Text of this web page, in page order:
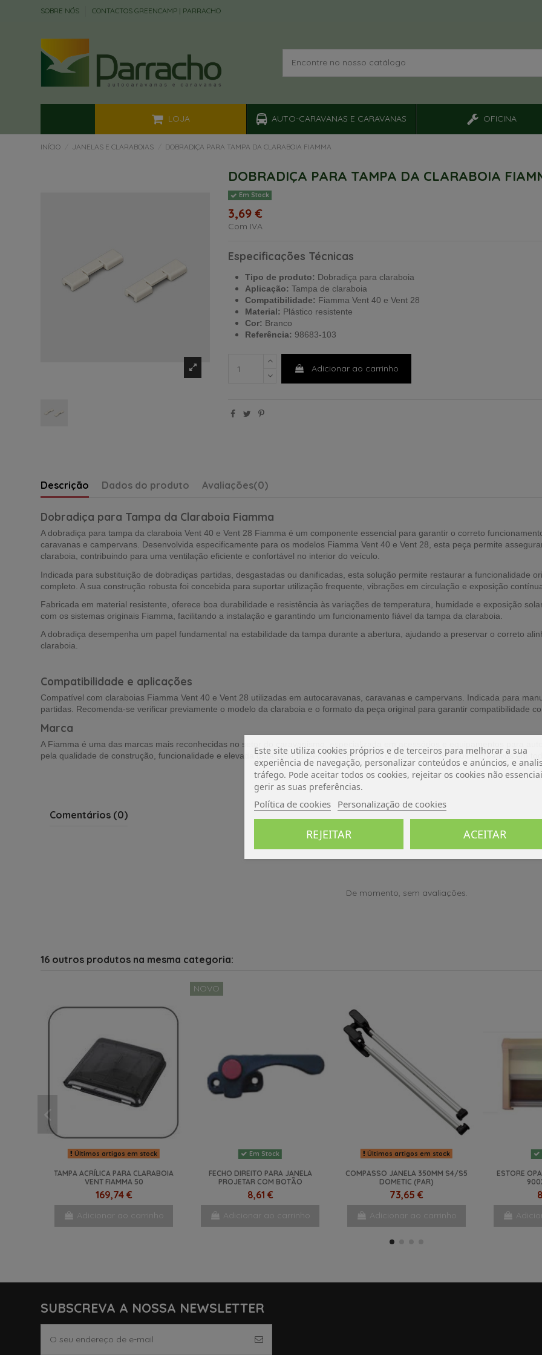
SOBRE NÓS CONTACTOS GREENCAMP | PARRACHO
LOJA AUTO-CARAVANAS E CARAVANAS OFICINA
INÍCIO JANELAS E CLARABOIAS DOBRADIÇA PARA TAMPA DA CLARABOIA FIAMMA
DOBRADIÇA PARA TAMPA DA CLARABOIA
Em Stock
3,69 €
Com IVA
Especificações Técnicas
Tipo de produto: Dobradiça para claraboia
Aplicação: Tampa de claraboia
Compatibilidade: Fiamma Vent 40 e Vent 28
Material: Plástico resistente
Cor: Branco
Referência: 98683-103
Adicionar ao carrinho
Descrição Dados do produto Avaliações(0)
Dobradiça para Tampa da Claraboia Fiamma
A dobradiça para tampa da claraboia Vent 40 e Vent 28 Fiamma é um componente essencial para garantir o correto
caravanas e campervans. Desenvolvida especificamente para os modelos Fiamma Vent 40 e Vent 28, esta peça permite
claraboia, contribuindo para uma ventilação eficiente e confortável no interior do veículo.
Indicada para substituição de dobradiças partidas, desgastadas ou danificadas, esta solução permite restaurar a funcionalidade
completo. A sua construção robusta foi concebida para suportar utilização frequente, vibrações em circulação e exposição
Fabricada em material resistente, oferece boa durabilidade e resistência às variações de temperatura, humidade e exposição
com os sistemas originais Fiamma, facilitando a instalação e garantindo um funcionamento fiável da tampa da claraboia.
A dobradiça desempenha um papel fundamental na estabilidade da tampa durante a abertura, ajudando a preservar o correto
claraboia.
Compatibilidade e aplicações
Compatível com claraboias Fiamma Vent 40 e Vent 28 utilizadas em autocaravanas, caravanas e campervans. Indicada para
partidas. Recomenda-se verificar previamente o modelo da claraboia e o formato da peça original para garantir compatibilidade
Marca
A Fiamma é uma das marcas mais reconhecidas no setor do caravanismo, especializada em acessórios e equipamentos para
pela qualidade de construção, funcionalidade e elevada durabilidade, sendo amplamente utilizados em veículos recreativos em
Comentários (0)
De momento, sem avaliações.
16 outros produtos na mesma categoria:
Últimos artigos em stock
TAMPA ACRÍLICA PARA CLARABOIA
VENT FIAMMA 50
169,74 €
Adicionar ao carrinho
NOVO
Em Stock
FECHO DIREITO PARA JANELA
PROJETAR COM BOTÃO
8,61 €
Adicionar ao carrinho
Últimos artigos em stock
COMPASSO JANELA 350MM S4/S5
DOMETIC (PAR)
73,65 €
Adicionar ao carrinho
ESTORE
SUBSCREVA A NOSSA NEWSLETTER
Este site utiliza cookies próprios e de terceiros para melhorar a sua
experiência de navegação, personalizar conteúdos e anúncios, e
tráfego. Pode aceitar todos os cookies, rejeitar os cookies não
gerir as suas preferências.
Política de cookies Personalização de cookies
REJEITAR ACEITAR